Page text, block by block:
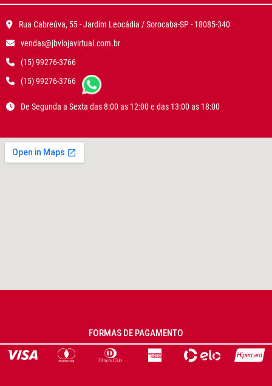
Rua Cabreúva, 55 - Jardim Leocádia / Sorocaba-SP - 18085-340
vendas@jbvlojavirtual.com.br
(15) 99276-3766
(15) 99276-3766
De Segunda a Sexta das 8:00 as 12:00 e das 13:00 as 18:00
FORMAS DE PAGAMENTO